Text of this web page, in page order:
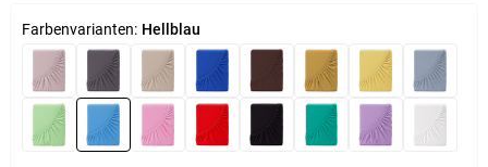
Farbenvarianten: Hellblau